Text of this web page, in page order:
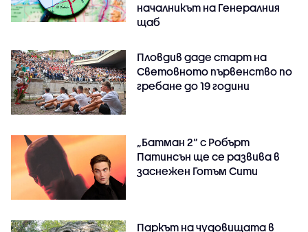
началникът на Генералния
щаб
Пловдив даде старт на
Световното първенство по
гребане до 19 години
„Батман 2“ с Робърт
Патинсън ще се развива в
заснежен Готъм Сити
Паркът на чудовищата в